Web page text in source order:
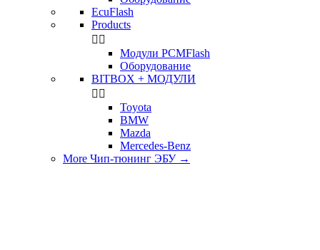
EcuFlash
Products
 
Модули PCMFlash
Оборудование
BITBOX + МОДУЛИ
 
Toyota
BMW
Mazda
Mercedes-Benz
More Чип-тюнинг ЭБУ →